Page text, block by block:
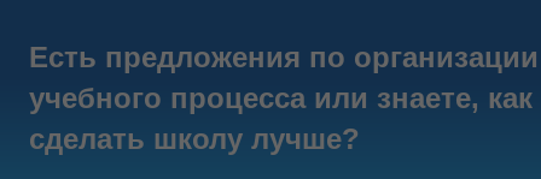
Есть предложения по организации
учебного процесса или знаете, как
сделать школу лучше?